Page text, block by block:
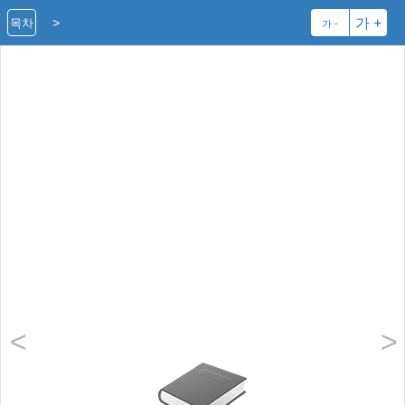
> 가 - 가 +
목차
< >